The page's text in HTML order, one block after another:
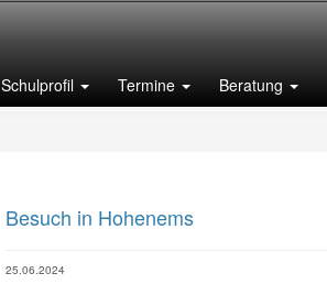
Schulprofil Termine Beratung
Besuch in Hohenems
25.06.2024